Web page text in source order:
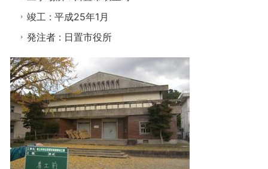
竣工 : 平成25年1月
発注者 : 日置市役所